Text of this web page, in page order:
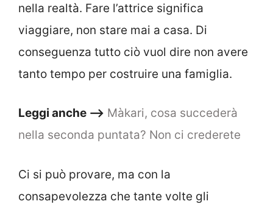
nella realtà. Fare l’attrice significa
viaggiare, non stare mai a casa. Di
conseguenza tutto ciò vuol dire non avere
tanto tempo per costruire una famiglia.
Leggi anche –> Màkari, cosa succederà
nella seconda puntata? Non ci crederete
Ci si può provare, ma con la
consapevolezza che tante volte gli